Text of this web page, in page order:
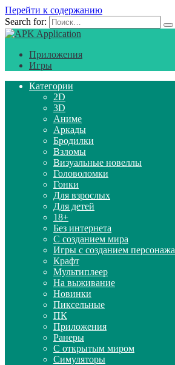
Перейти к содержанию
Search for:
Приложения
Игры
Категории
2D
3D
Аниме
Аркады
Бродилки
Взломы
Визуальные новеллы
Головоломки
Гонки
Для взрослых
Для детей
18+
Без интернета
С созданием мира
Игры с созданием персонажа
Крафт
Мультиплеер
На выживание
Новинки
Пиксельные
ПК
Приложения
Ранеры
С открытым миром
Симуляторы